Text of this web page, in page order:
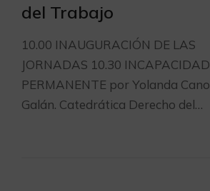
del Trabajo
10.00 INAUGURACIÓN DE LAS
JORNADAS 10.30 INCAPACIDAD
PERMANENTE por Yolanda Cano
Galán. Catedrática Derecho del…